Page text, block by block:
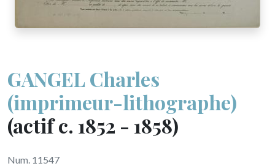
GANGEL Charles
(imprimeur-lithographe)
(actif c. 1852 - 1858)
Num. 11547